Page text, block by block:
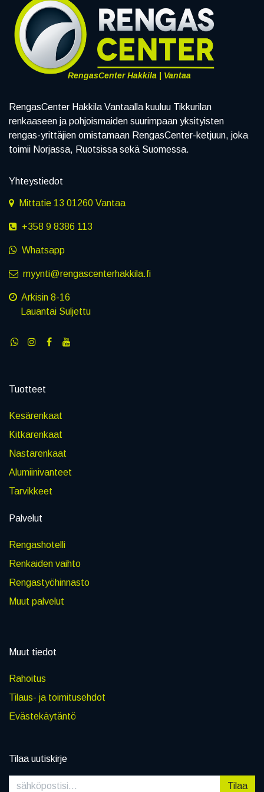
RengasCenter Hakkila | Vantaa
RengasCenter Hakkila Vantaalla kuuluu Tikkurilan
renkaaseen ja pohjoismaiden suurimpaan yksityisten
rengas-yrittäjien omistamaan RengasCenter-ketjuun, joka
toimii Norjassa, Ruotsissa sekä Suomessa.
Yhteystiedot
Mittatie 13 01260 Vantaa
+358 9 8386 113
Whatsapp
myynti@rengascenterhakkila.fi
Arkisin 8-16
Lauantai Suljettu
Tuotteet
Kesärenkaat
Kitkarenkaat
Nastarenkaat
Alumiinivanteet
Tarvikkeet
Palvelut
Rengashotelli
Renkaiden vaihto
Rengastyöhinnasto
Muut palvelut
Muut tiedot
Rahoitus
Tilaus- ja toimitusehdot
Evästekäytäntö
Tilaa uutiskirje
Tilaa